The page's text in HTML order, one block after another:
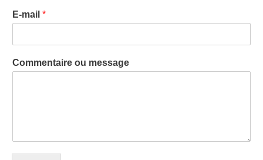
E-mail *
Commentaire ou message